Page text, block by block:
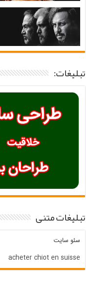
تبلیغات:
تبلیغات متنی
سئو سایت
acheter chiot en suisse